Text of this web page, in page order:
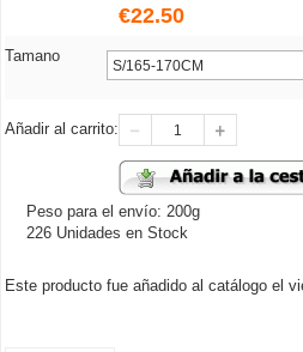
€22.50
Tamano
Añadir al carrito:
Peso para el envío: 200g
226 Unidades en Stock
Este producto fue añadido al catálogo el